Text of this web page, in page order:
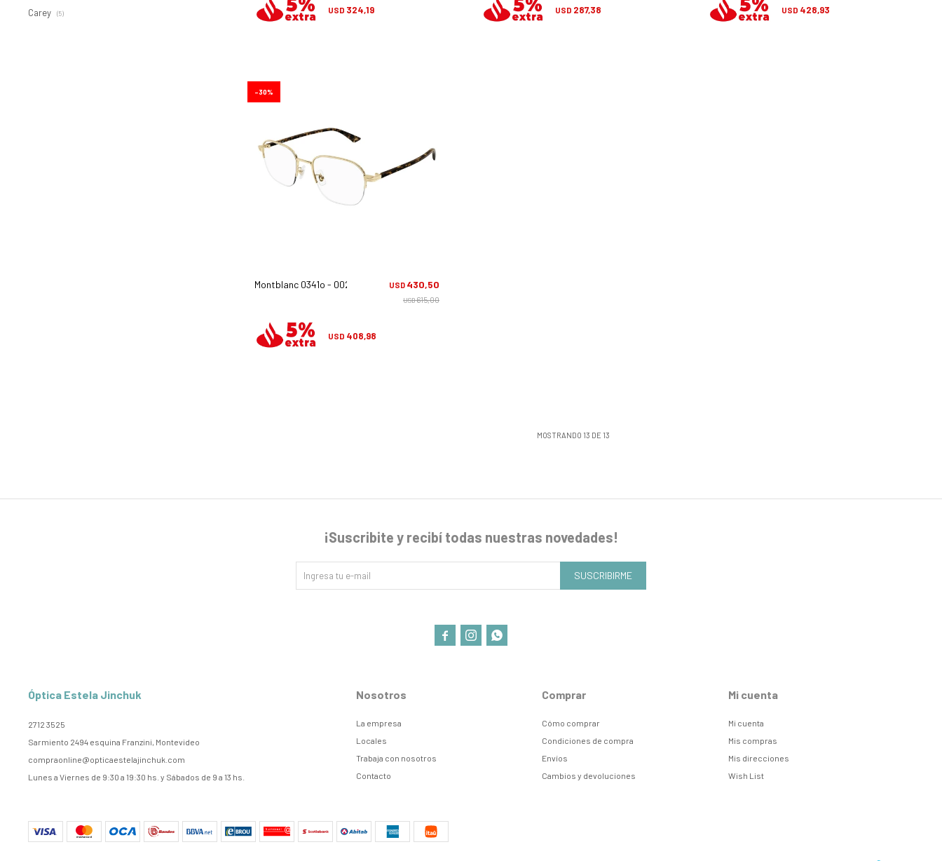
USD 324,19 USD 287,38 USD 428,93
Montblanc 0341o - 002 USD 430,50
USD615,00
30
USD 408,98
MOSTRANDO 13 DE 13
Carey (5)
Óptica Estela Jinchuk
2712 3525
Sarmiento 2494 esquina Franzini, Montevideo
compraonline@opticaestelajinchuk.com
Lunes a Viernes de 9:30 a 19:30 hs. y Sábados de 9 a 13 hs.
Nosotros
La empresa
Locales
Trabaja con nosotros
Contacto
Comprar
Cómo comprar
Condiciones de compra
Envíos
Cambios y devoluciones
Mi cuenta
Mi cuenta
Mis compras
Mis direcciones
Wish List
¡Suscribite y recibí todas nuestras novedades!
SUSCRIBIRME
  